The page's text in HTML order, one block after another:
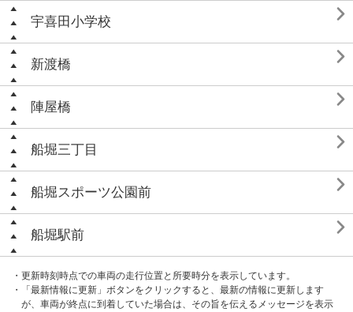
宇喜田小学校 
新渡橋 
陣屋橋 
船堀三丁目 
船堀スポーツ公園前 
船堀駅前 
・更新時刻時点での車両の走行位置と所要時分を表示しています。
・「最新情報に更新」ボタンをクリックすると、最新の情報に更新します
が、車両が終点に到着していた場合は、その旨を伝えるメッセージを表示